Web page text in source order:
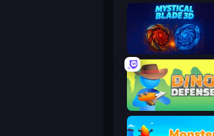
Mystical Blade
Dino Defense